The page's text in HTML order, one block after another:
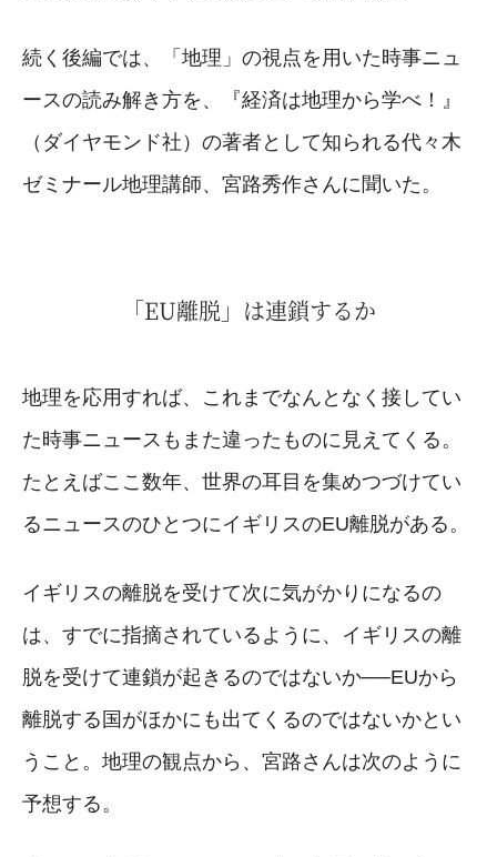
続く後編では、「地理」の視点を用いた時事ニュ
ースの読み解き方を、『経済は地理から学べ！』
（ダイヤモンド社）の著者として知られる代々木
ゼミナール地理講師、宮路秀作さんに聞いた。
「EU離脱」は連鎖するか
地理を応用すれば、これまでなんとなく接してい
た時事ニュースもまた違ったものに見えてくる。
たとえばここ数年、世界の耳目を集めつづけてい
るニュースのひとつにイギリスのEU離脱がある。
イギリスの離脱を受けて次に気がかりになるの
は、すでに指摘されているように、イギリスの離
脱を受けて連鎖が起きるのではないか──EUから
離脱する国がほかにも出てくるのではないかとい
うこと。地理の観点から、宮路さんは次のように
予想する。